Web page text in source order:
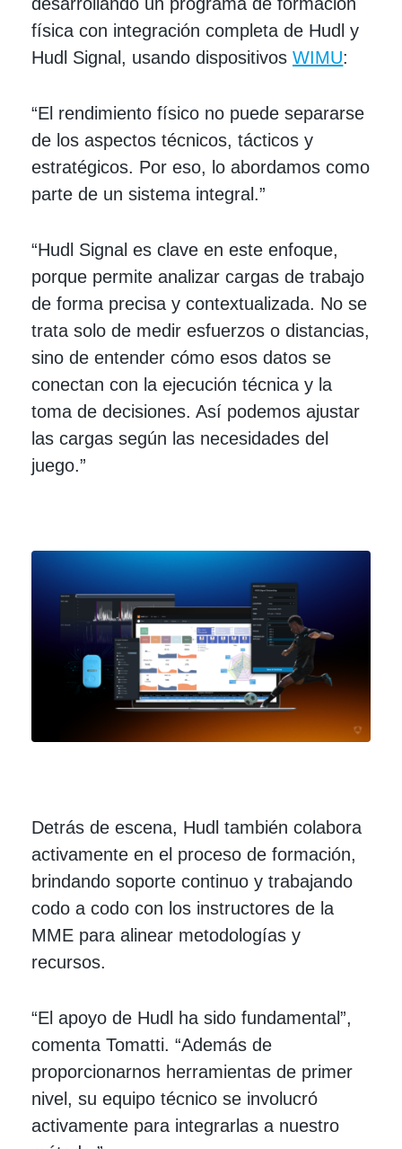
física con integración completa de Hudl y
Hudl Signal, usando dispositivosWIMU:
“El rendimiento físico no puede separarse
de los aspectos técnicos, tácticos y
estratégicos. Por eso, lo abordamos como
parte de un sistema integral.”
“Hudl Signal es clave en este enfoque,
porque permite analizar cargas de trabajo
de forma precisa y contextualizada. No se
trata solo de medir esfuerzos o distancias,
sino de entender cómo esos datos se
conectan con la ejecución técnica y la
toma de decisiones. Así podemos ajustar
las cargas según las necesidades del
juego.”
Detrás de escena, Hudl también colabora
activamente en el proceso de formación,
brindando soporte continuo y trabajando
codo a codo con los instructores de la
MME para alinear metodologías y
recursos.
“El apoyo de Hudl ha sido fundamental”,
comenta Tomatti. “Además de
proporcionarnos herramientas de primer
nivel, su equipo técnico se involucró
activamente para integrarlas a nuestro